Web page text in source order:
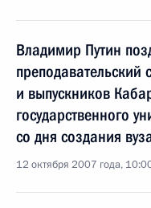
Владимир Путин
преподавательский
и выпускников
государственного
со дня создания
12 октября 2007 года,